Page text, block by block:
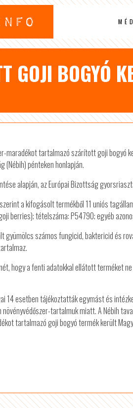
GOJI BOGYÓ
maradékot tartalmazó szárított goji bogyó
(Nébih) pénteken honlapján.
alapján, az Európai Bizottság
a kifogásolt termékből 11 uniós
berries); tételszáma: P54790; egyéb
számos fungicid, baktericid és
hogy a fenti adatokkal ellátott terméket
14 esetben tájékoztatták egymást és
tartalmuk miatt. A Nébih
tartalmazó goji bogyó termék került